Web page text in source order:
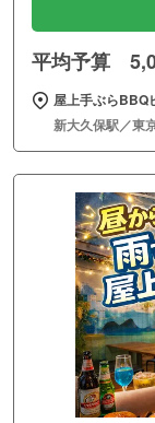
平均予算
屋上手ぶらBBQ
新大久保駅／東